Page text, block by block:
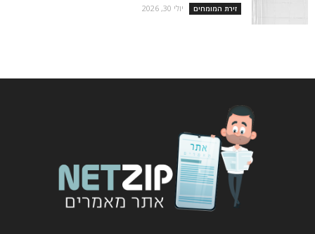
זירת המומחים יולי 30, 2026